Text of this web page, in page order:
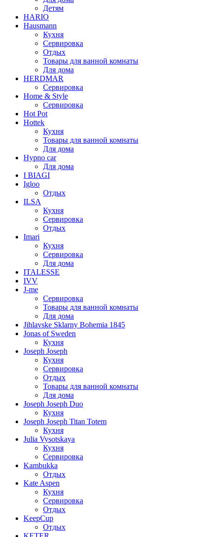
Детям
HARIO
Hausmann
Кухня
Сервировка
Отдых
Товары для ванной комнаты
Для дома
HERDMAR
Сервировка
Home & Style
Сервировка
Hot Pot
Hottek
Кухня
Товары для ванной комнаты
Для дома
Hypno car
Для дома
I BIAGI
Igloo
Отдых
ILSA
Кухня
Сервировка
Отдых
Imari
Кухня
Сервировка
Для дома
ITALESSE
IVV
J-me
Сервировка
Товары для ванной комнаты
Для дома
Jihlavske Sklarny Bohemia 1845
Jonas of Sweden
Кухня
Joseph Joseph
Кухня
Сервировка
Отдых
Товары для ванной комнаты
Для дома
Joseph Joseph Duo
Кухня
Joseph Joseph Titan Totem
Кухня
Julia Vysotskaya
Кухня
Сервировка
Kambukka
Отдых
Kate Aspen
Кухня
Сервировка
Отдых
KeepCup
Отдых